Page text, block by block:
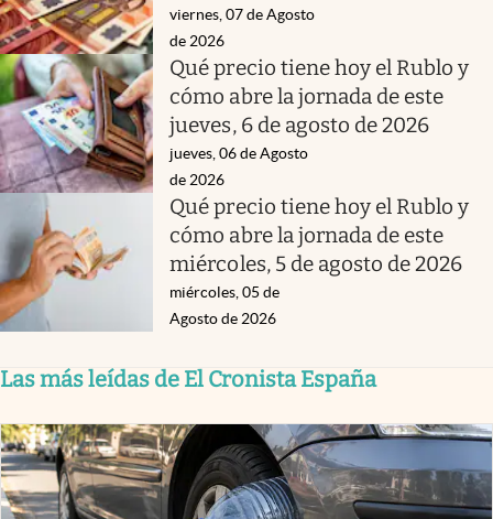
viernes, 07 de Agosto
de 2026
Qué precio tiene hoy el Rublo y
cómo abre la jornada de este
jueves, 6 de agosto de 2026
jueves, 06 de Agosto
de 2026
Qué precio tiene hoy el Rublo y
cómo abre la jornada de este
miércoles, 5 de agosto de 2026
miércoles, 05 de
Agosto de 2026
Las más leídas de El Cronista España